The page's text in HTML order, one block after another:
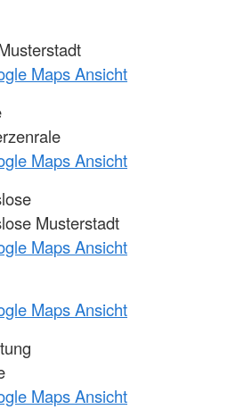
Maps Ansicht
Maps Ansicht
Musterstadt
Maps Ansicht
Maps Ansicht
Maps Ansicht